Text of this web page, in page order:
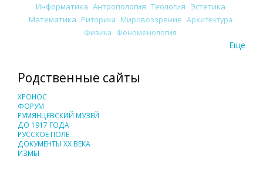
Информатика Антропология Теология Эстетика
Математика Риторика Мировоззрение Архитектура
Физика Феноменология
Еще
Родственные сайты
ХРОНОС
ФОРУМ
РУМЯНЦЕВСКИЙ МУЗЕЙ
ДО 1917 ГОДА
РУССКОЕ ПОЛЕ
ДОКУМЕНТЫ XX ВЕКА
ИЗМЫ